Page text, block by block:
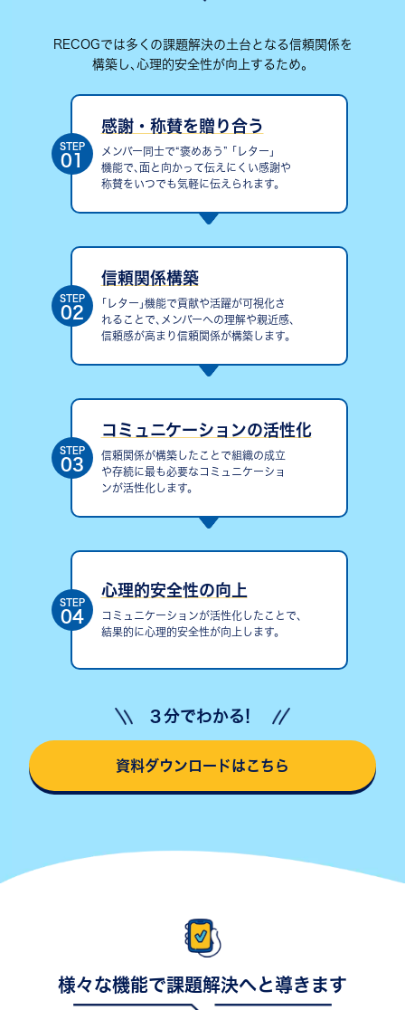
RECOGでは多くの課題解決の土台となる信頼関係を
構築し､心理的安全性が向上するため。
STEP
01
感謝・称賛を贈り合う
メンバー同士で“褒めあう” ｢レター｣
機能で､面と向かって伝えにくい感謝や
称賛をいつでも気軽に伝えられます。
STEP
02
信頼関係構築
｢レター｣機能で貢献や活躍が可視化さ
れることで､メンバーへの理解や親近感､
信頼感が高まり信頼関係が構築します。
STEP
03
コミュニケーションの活性化
信頼関係が構築したことで組織の成立
や存続に最も必要なコミュニケーショ
ンが活性化します。
STEP
04
心理的安全性の向上
コミュニケーションが活性化したことで､
結果的に心理的安全性が向上します。
３分でわかる!
資料ダウンロードはこちら
様々な機能で課題解決へと導きます